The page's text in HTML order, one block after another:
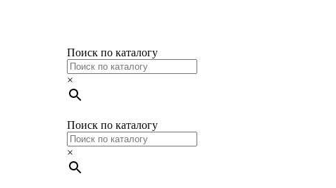
Поиск по каталогу
×
Поиск по каталогу
×